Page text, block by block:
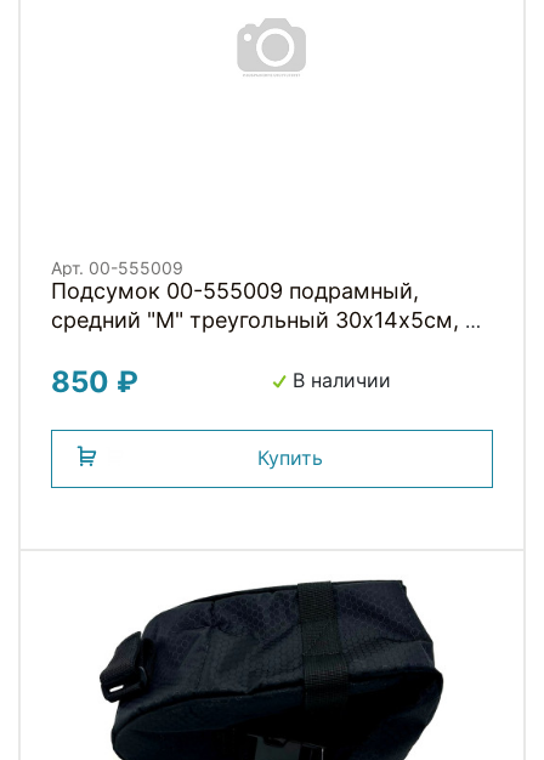
Арт. 00-555009
Подсумок 00-555009 подрамный,
средний "M" треугольный 30х14х5см, 3
влагозащит, с сетчатым внеш.
850 ₽ В наличии
Купить